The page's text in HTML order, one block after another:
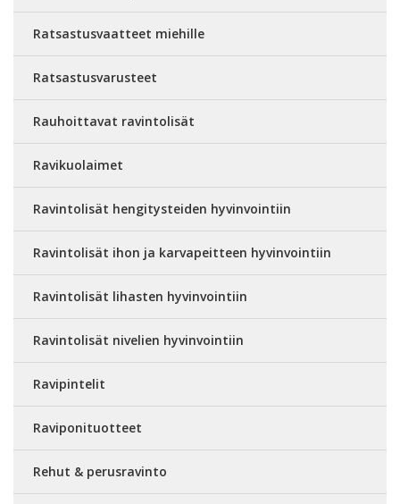
Ratsastusvaatteet miehille
Ratsastusvarusteet
Rauhoittavat ravintolisät
Ravikuolaimet
Ravintolisät hengitysteiden hyvinvointiin
Ravintolisät ihon ja karvapeitteen hyvinvointiin
Ravintolisät lihasten hyvinvointiin
Ravintolisät nivelien hyvinvointiin
Ravipintelit
Raviponituotteet
Rehut & perusravinto